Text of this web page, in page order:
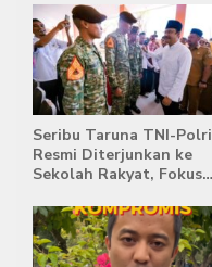
Terpadat
Seribu Taruna TNI-Polri
Resmi Diterjunkan ke
Sekolah Rakyat, Fokus
Kemandirian Siswa